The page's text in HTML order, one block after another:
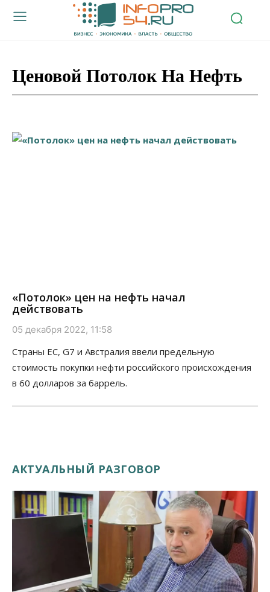
Ценовой Потолок На Нефть
«Потолок» цен на нефть начал
действовать
05 декабря 2022, 11:58
Страны ЕС, G7 и Австралия ввели предельную
стоимость покупки нефти российского происхождения
в 60 долларов за баррель.
АКТУАЛЬНЫЙ РАЗГОВОР